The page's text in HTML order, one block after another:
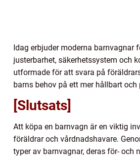
Idag erbjuder moderna barnvagnar
justerbarhet, säkerhetssystem och
utformade för att svara på
barns behov på ett mer hållbart
[Slutsats]
Att köpa en barnvagn är en viktig
föräldrar och vårdnadshavare.
typer av barnvagnar, deras för- och